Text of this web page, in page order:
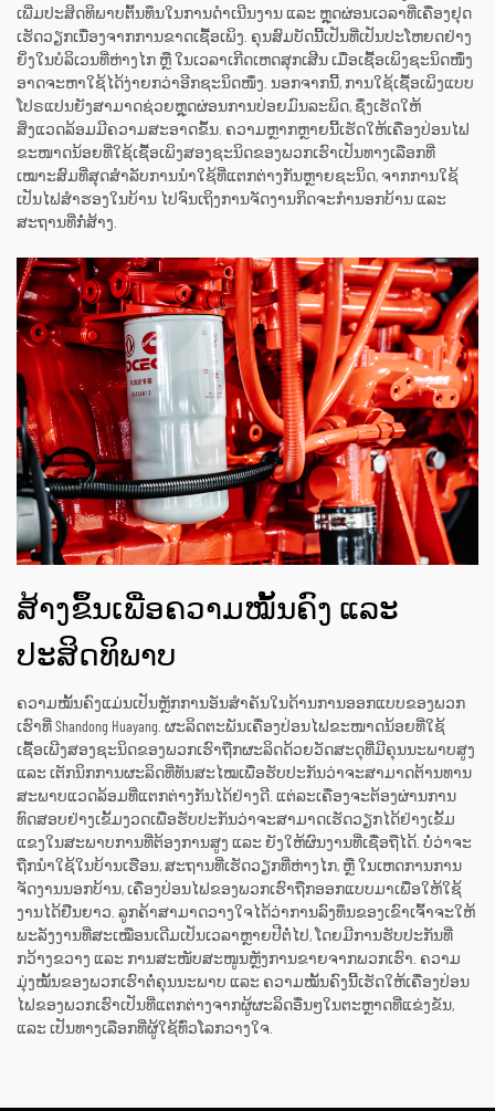
ເພີ່ມປະສິດທິພາບຕົ້ນທຶນໃນການດຳເນີນງານ ແລະ ຫຼຸດຜ່ອນເວລາທີ່ເຄື່ອງຢຸດ
ເຮັດວຽກເນື່ອງຈາກການຂາດເຊື້ອເພິງ. ຄຸນສົມບັດນີ້ເປັນທີ່ເປັນປະໂຫຍດຢ່າງ
ຍິ່ງໃນບໍລິເວນທີ່ຫ່າງໄກ ຫຼື ໃນເວລາເກີດເຫດສຸກເສີນ ເມື່ອເຊື້ອເພິງຊະນິດໜຶ່ງ
ອາດຈະຫາໃຊ້ໄດ້ງ່າຍກວ່າອີກຊະນິດໜຶ່ງ. ນອກຈາກນີ້, ການໃຊ້ເຊື້ອເພິງແບບ
ໂປຣແປນຍັງສາມາດຊ່ວຍຫຼຸດຜ່ອນການປ່ອຍມົນລະພິດ, ຊຶ່ງເຮັດໃຫ້
ສິ່ງແວດລ້ອມມີຄວາມສະອາດຂຶ້ນ. ຄວາມຫຼາກຫຼາຍນີ້ເຮັດໃຫ້ເຄື່ອງປ່ອນໄຟ
ຂະໜາດນ້ອຍທີ່ໃຊ້ເຊື້ອເພິງສອງຊະນິດຂອງພວກເຮົາເປັນທາງເລືອກທີ່
ເໝາະສົມທີ່ສຸດສຳລັບການນຳໃຊ້ທີ່ແຕກຕ່າງກັນຫຼາຍຊະນິດ, ຈາກການໃຊ້
ເປັນໄຟສຳຮອງໃນບ້ານ ໄປຈົນເຖິງການຈັດງານກິດຈະກຳນອກບ້ານ ແລະ
ສະຖານທີ່ກໍ່ສ້າງ.
ສ້າງຂຶ້ນເພື່ອຄວາມໝັ້ນຄົງ ແລະ
ປະສິດທິພາບ
ຄວາມໝັ້ນຄົງແມ່ນເປັນຫຼັກການອັນສຳຄັນໃນດ້ານການອອກແບບຂອງພວກ
ເຮົາທີ່ Shandong Huayang. ຜະລິດຕະພັນເຄື່ອງປ່ອນໄຟຂະໜາດນ້ອຍທີ່ໃຊ້
ເຊື້ອເພີງສອງຊະນິດຂອງພວກເຮົາຖືກຜະລິດດ້ວຍວັດສະດຸທີ່ມີຄຸນນະພາບສູງ
ແລະ ເຕັກນິກການຜະລິດທີ່ທັນສະໄໝເພື່ອຮັບປະກັນວ່າຈະສາມາດຕ້ານທານ
ສະພາບແວດລ້ອມທີ່ແຕກຕ່າງກັນໄດ້ຢ່າງດີ. ແຕ່ລະເຄື່ອງຈະຕ້ອງຜ່ານການ
ທົດສອບຢ່າງເຂັ້ມງວດເພື່ອຮັບປະກັນວ່າຈະສາມາດເຮັດວຽກໄດ້ຢ່າງເຂັ້ມ
ແຂງໃນສະພາບການທີ່ຕ້ອງການສູງ ແລະ ຍັງໃຫ້ຜົນງານທີ່ເຊື່ອຖືໄດ້. ບໍ່ວ່າຈະ
ຖືກນຳໃຊ້ໃນບ້ານເຮືອນ, ສະຖານທີ່ເຮັດວຽກທີ່ຫ່າງໄກ, ຫຼື ໃນເຫດການການ
ຈັດງານນອກບ້ານ, ເຄື່ອງປ່ອນໄຟຂອງພວກເຮົາຖືກອອກແບບມາເພື່ອໃຫ້ໃຊ້
ງານໄດ້ຢືນຍາວ. ລູກຄ້າສາມາດວາງໃຈໄດ້ວ່າການລົງທຶນຂອງເຂົາເຈົ້າຈະໃຫ້
ພະລັງງານທີ່ສະເໝືອນເດີມເປັນເວລາຫຼາຍປີຕໍ່ໄປ, ໂດຍມີການຮັບປະກັນທີ່
ກວ້າງຂວາງ ແລະ ການສະໜັບສະໜູນຫຼັງການຂາຍຈາກພວກເຮົາ. ຄວາມ
ມຸ່ງໝັ້ນຂອງພວກເຮົາຕໍ່ຄຸນນະພາບ ແລະ ຄວາມໝັ້ນຄົງນີ້ເຮັດໃຫ້ເຄື່ອງປ່ອນ
ໄຟຂອງພວກເຮົາເປັນທີ່ແຕກຕ່າງຈາກຜູ້ຜະລິດອື່ນໆໃນຕະຫຼາດທີ່ແຂ່ງຂັນ,
ແລະ ເປັນທາງເລືອກທີ່ຜູ້ໃຊ້ທົ່ວໂລກວາງໃຈ.